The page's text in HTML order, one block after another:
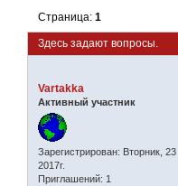
Здесь задают вопросы.
Страница:1
Vartakka
Активный участник
Зарегистрирован: Вторник,
2017г.
Приглашений: 1